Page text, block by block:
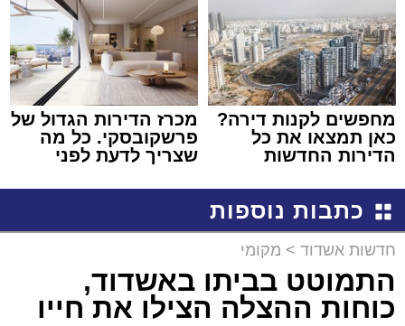
מחפשים לקנות דירה?
כאן תמצאו את כל
הדירות החדשות
מכרז הדירות הגדול של
פרשקובסקי. כל מה
שצריך לדעת לפני
באשדוד
כתבות נוספות
חדשות אשדוד > מקומי
התמוטט בביתו באשדוד,
כוחות ההצלה הצילו את חייו